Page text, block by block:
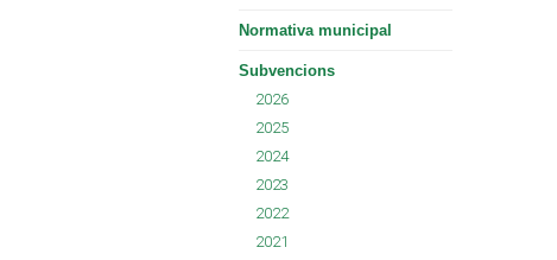
Normativa municipal
Subvencions
2026
2025
2024
2023
2022
2021